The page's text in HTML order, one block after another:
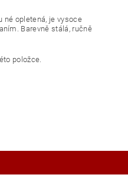
né opletená, je vysoce
Barevně stálá, ručně
položce.